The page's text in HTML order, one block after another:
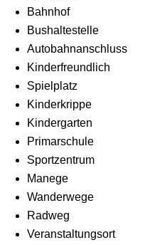
Bahnhof
Bushaltestelle
Autobahnanschluss
Kinderfreundlich
Spielplatz
Kinderkrippe
Kindergarten
Primarschule
Sportzentrum
Manege
Wanderwege
Radweg
Veranstaltungsort